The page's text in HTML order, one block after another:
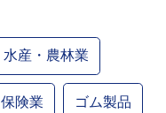
水産・農林業
保険業 ゴム製品